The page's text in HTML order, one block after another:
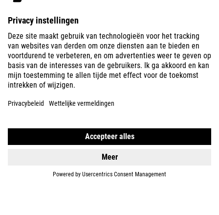
ABOUT US
EXPLORE
IMPRINT PRIVACY EU DATA ACT PRESS B2B
NEDERLANDS